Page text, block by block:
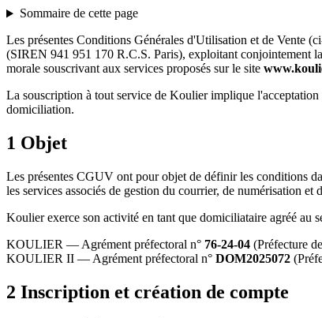
Sommaire de cette page
Les présentes Conditions Générales d'Utilisation et de Vente
(SIREN 941 951 170 R.C.S. Paris), exploitant conjointement
morale souscrivant aux services proposés sur le site
La souscription à tout service de Koulier implique
domiciliation.
1 Objet
Les présentes CGUV ont pour objet de définir les conditions
les services associés de gestion du courrier, de numérisation et
Koulier exerce son activité en tant que domiciliataire agréé au
KOULIER — Agrément préfectoral n° 76-24-04 (Préfecture
KOULIER II — Agrément préfectoral n° DOM2025072
2 Inscription et création de compte